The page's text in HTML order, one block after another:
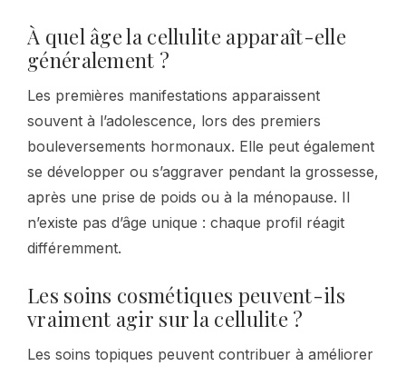
À quel âge la cellulite apparaît-elle
généralement ?
Les premières manifestations apparaissent
souvent à l’adolescence, lors des premiers
bouleversements hormonaux. Elle peut également
se développer ou s’aggraver pendant la grossesse,
après une prise de poids ou à la ménopause. Il
n’existe pas d’âge unique : chaque profil réagit
différemment.
Les soins cosmétiques peuvent-ils
vraiment agir sur la cellulite ?
Les soins topiques peuvent contribuer à améliorer